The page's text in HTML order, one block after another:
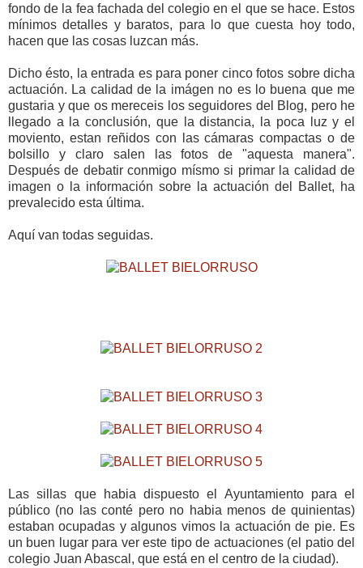
fondo de la fea fachada del colegio en el que se hace. Estos
mínimos detalles y baratos, para lo que cuesta hoy todo,
hacen que las cosas luzcan más.
Dicho ésto, la entrada es para poner cinco fotos sobre dicha
actuación. La calidad de la imágen no es lo buena que me
gustaria y que os mereceis los seguidores del Blog, pero he
llegado a la conclusión, que la distancia, la poca luz y el
moviento, estan reñidos con las cámaras compactas o de
bolsillo y claro salen las fotos de "aquesta manera".
Después de debatir conmigo mísmo si primar la calidad de
imagen o la información sobre la actuación del Ballet, ha
prevalecido esta última.
Aquí van todas seguidas.
Las sillas que habia dispuesto el Ayuntamiento para el
público (no las conté pero no habia menos de quinientas)
estaban ocupadas y algunos vimos la actuación de pie. Es
un buen lugar para ver este tipo de actuaciones (el patio del
colegio Juan Abascal, que está en el centro de la ciudad).